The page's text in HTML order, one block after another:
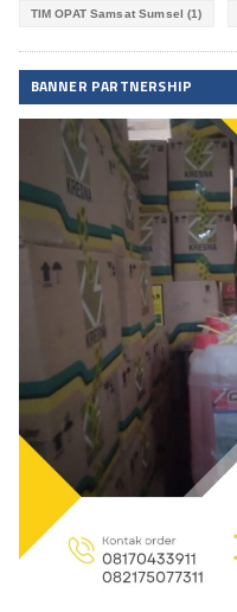
TIM OPAT Samsat Sumsel (1)
BANNER PARTNERSHIP